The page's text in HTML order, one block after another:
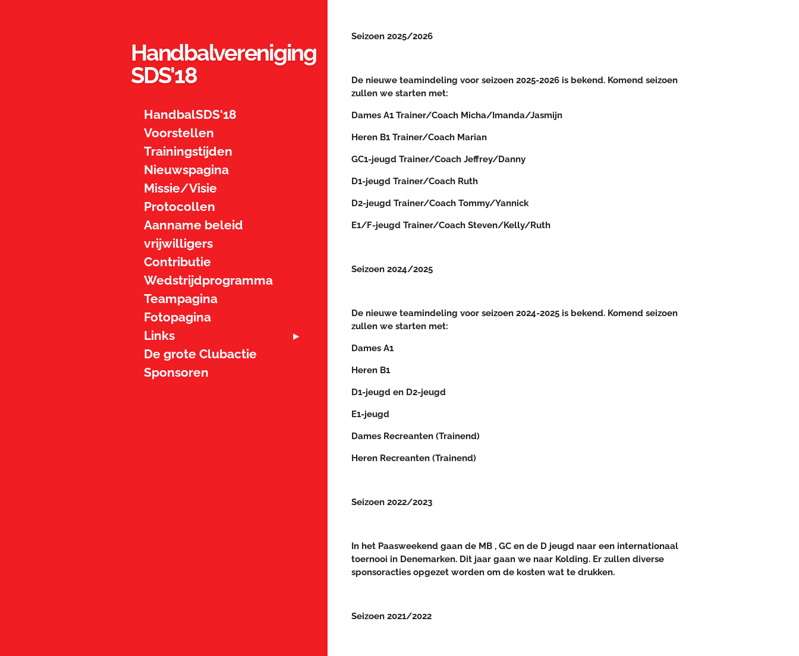
Seizoen 2025/2026
De nieuwe teamindeling voor seizoen 2025-2026 is bekend. Komend seizoen
zullen we starten met:
Dames A1 Trainer/Coach Micha/Imanda/Jasmijn
Heren B1 Trainer/Coach Marian
GC1-jeugd Trainer/Coach Jeffrey/Danny
D1-jeugd Trainer/Coach Ruth
D2-jeugd Trainer/Coach Tommy/Yannick
E1/F-jeugd Trainer/Coach Steven/Kelly/Ruth
Seizoen 2024/2025
De nieuwe teamindeling voor seizoen 2024-2025 is bekend. Komend seizoen
zullen we starten met:
Dames A1
Heren B1
D1-jeugd en D2-jeugd
E1-jeugd
Dames Recreanten (Trainend)
Heren Recreanten (Trainend)
Seizoen 2022/2023
In het Paasweekend gaan de MB , GC en de D jeugd naar een internationaal
toernooi in Denemarken. Dit jaar gaan we naar Kolding. Er zullen diverse
sponsoracties opgezet worden om de kosten wat te drukken.
Seizoen 2021/2022
Handbalvereniging
SDS'18
HandbalSDS'18
Voorstellen
Trainingstijden
Nieuwspagina
Missie/Visie
Protocollen
Aanname beleid
vrijwilligers
Contributie
Wedstrijdprogramma
Teampagina
Fotopagina
Links
De grote Clubactie
Sponsoren